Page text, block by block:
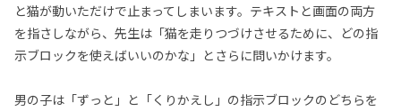
と猫が動いただけで止まってしまいます。テキストと画面の両方
を指さしながら、先生は「猫を走りつづけさせるために、どの指
示ブロックを使えばいいのかな」とさらに問いかけます。
男の子は「ずっと」と「くりかえし」の指示ブロックのどちらを